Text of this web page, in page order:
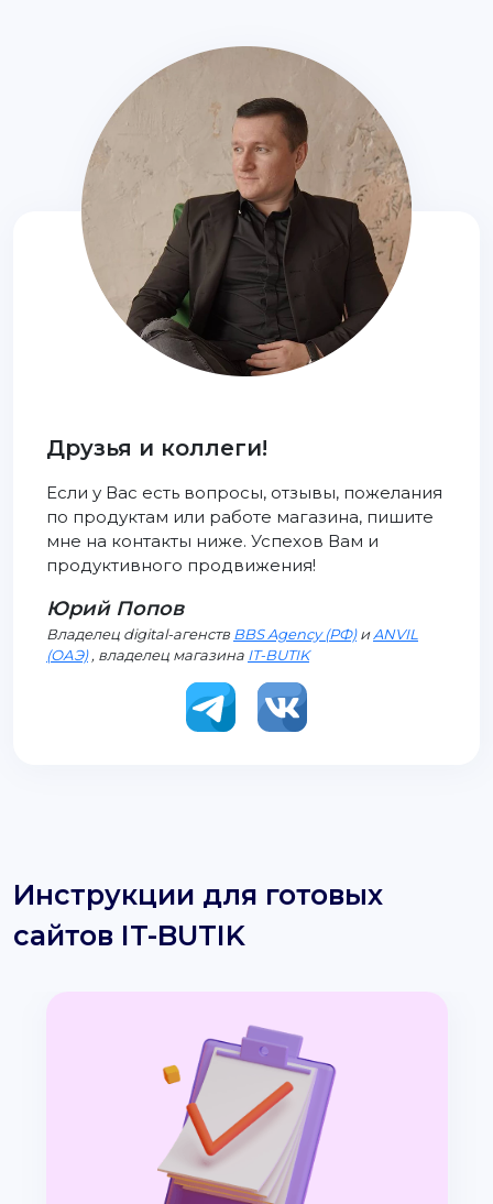
Друзья и коллеги!
Если у Вас есть вопросы, отзывы, пожелания
по продуктам или работе магазина, пишите
мне на контакты ниже. Успехов Вам и
продуктивного продвижения!
Юрий Попов
Владелец digital-агенств BBS Agency (РФ)иANVIL
(ОАЭ), владелец магазина IT-BUTIK
Инструкции для готовых
сайтов IT-BUTIK